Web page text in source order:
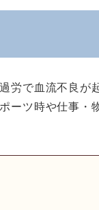
労で血流不良が
ーツ時や仕事・